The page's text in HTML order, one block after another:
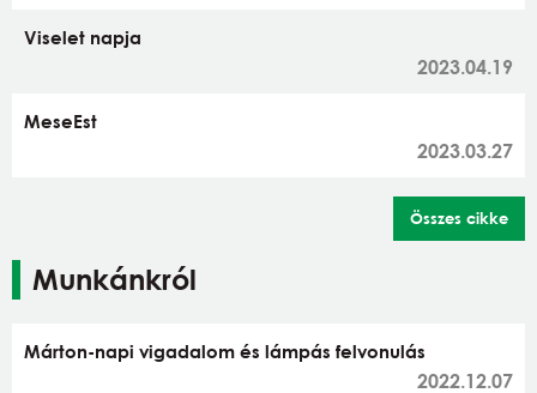
Viselet napja
2023.04.19
MeseEst
2023.03.27
Összes cikke
Munkánkról
Márton-napi vigadalom és lámpás felvonulás
2022.12.07